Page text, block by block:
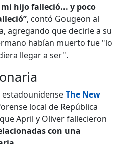
hijo falleció... y poco
, contó Gougeon al
agregando que decirle a su
habían muerto fue "lo
llegar a ser".
estadounidenseThe New
local de República
April y Oliver fallecieron
con una